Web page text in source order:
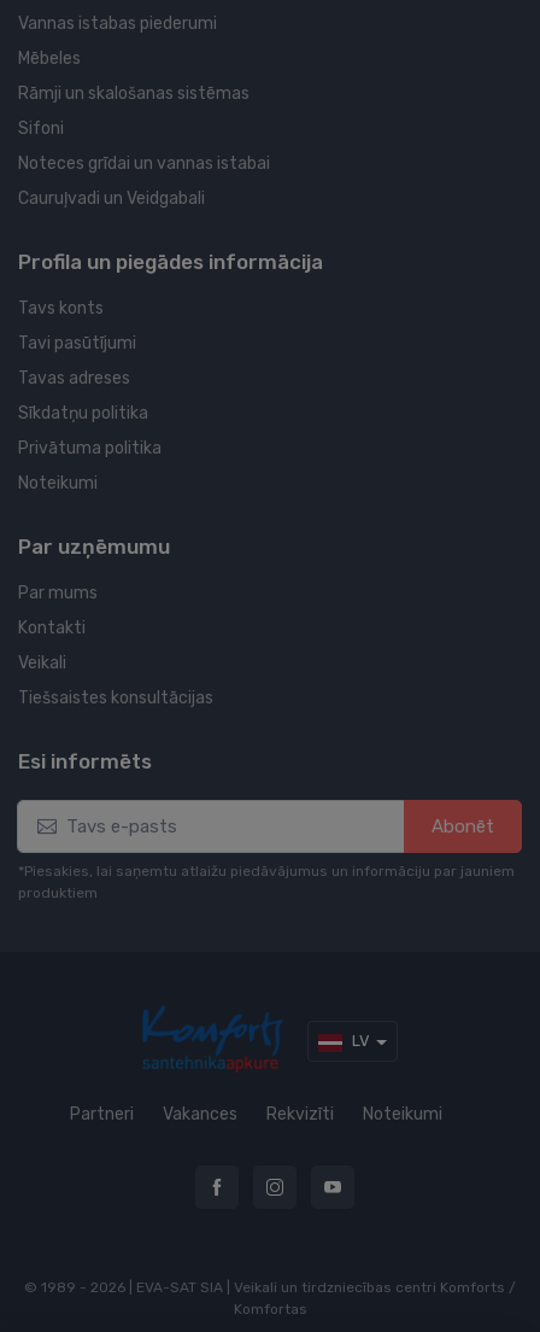
Vannas istabas piederumi
Mēbeles
Rāmji un skalošanas sistēmas
Sifoni
Noteces grīdai un vannas istabai
Cauruļvadi un Veidgabali
Profila un piegādes informācija
Tavs konts
Tavi pasūtījumi
Tavas adreses
Sīkdatņu politika
Privātuma politika
Noteikumi
Par uzņēmumu
Par mums
Kontakti
Veikali
Tiešsaistes konsultācijas
Esi informēts
Abonēt
*Piesakies, lai saņemtu atlaižu piedāvājumus un informāciju par jauniem
produktiem
LV
Partneri Vakances Rekvizīti Noteikumi
© 1989 - 2026 | EVA-SAT SIA | Veikali un tirdzniecības centri Komforts /
Komfortas